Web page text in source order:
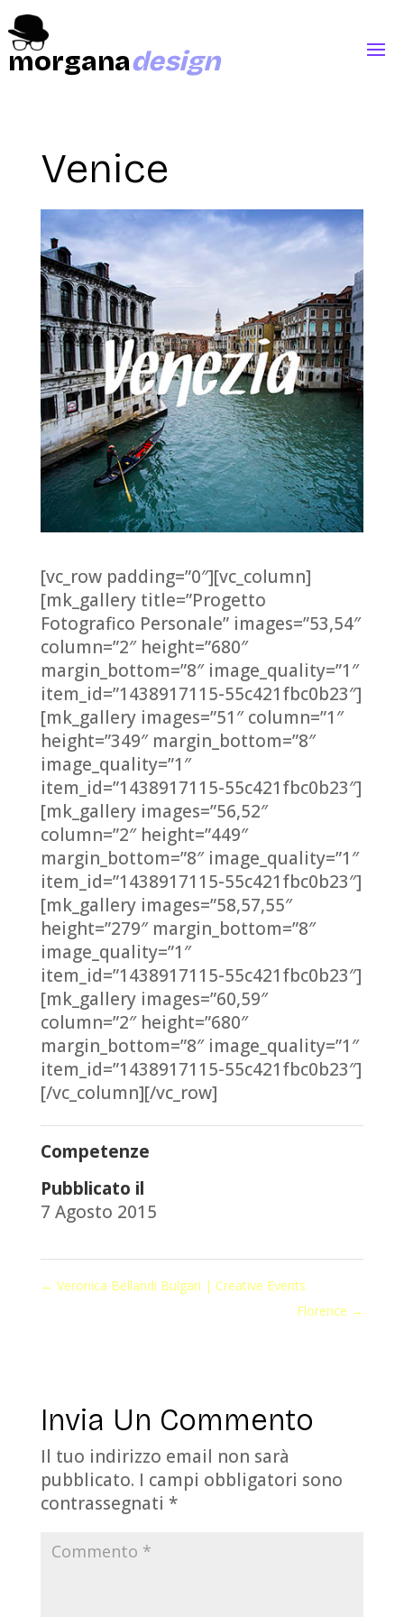
morganadesign
Venice
[vc_row padding=”0″][vc_column]
[mk_gallery title=”Progetto
Fotografico Personale” images=”53,54″
column=”2″ height=”680″
margin_bottom=”8″ image_quality=”1″
item_id=”1438917115-55c421fbc0b23″]
[mk_gallery images=”51″ column=”1″
height=”349″ margin_bottom=”8″
image_quality=”1″
item_id=”1438917115-55c421fbc0b23″]
[mk_gallery images=”56,52″
column=”2″ height=”449″
margin_bottom=”8″ image_quality=”1″
item_id=”1438917115-55c421fbc0b23″]
[mk_gallery images=”58,57,55″
height=”279″ margin_bottom=”8″
image_quality=”1″
item_id=”1438917115-55c421fbc0b23″]
[mk_gallery images=”60,59″
column=”2″ height=”680″
margin_bottom=”8″ image_quality=”1″
item_id=”1438917115-55c421fbc0b23″]
[/vc_column][/vc_row]
Competenze
Pubblicato il
7 Agosto 2015
← Veronica Bellandi Bulgari | Creative Events
Florence →
Invia Un Commento
Il tuo indirizzo email non sarà
pubblicato. I campi obbligatori sono
contrassegnati *